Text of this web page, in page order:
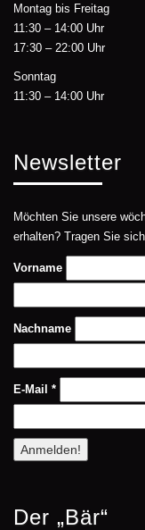
Montag bis Freitag
11:30 – 14:00 Uhr
17:30 – 22:00 Uhr
Sonntag
11:30 – 14:00 Uhr
Newsletter
Möchten Sie unsere
erhalten? Tragen Sie
Vorname
Nachname
E-Mail *
Der „Bär“